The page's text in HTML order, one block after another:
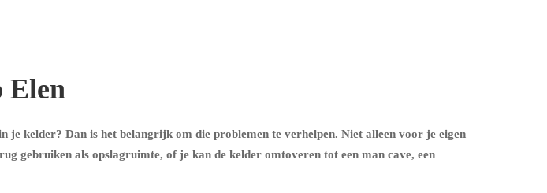
Elen
kelder? Dan is het belangrijk om die problemen te verhelpen. Niet alleen voor je eigen
gebruiken als opslagruimte, of je kan de kelder omtoveren tot een man cave, een